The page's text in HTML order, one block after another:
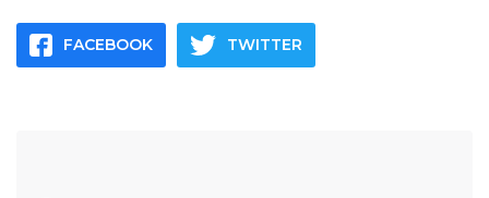
FACEBOOK TWITTER